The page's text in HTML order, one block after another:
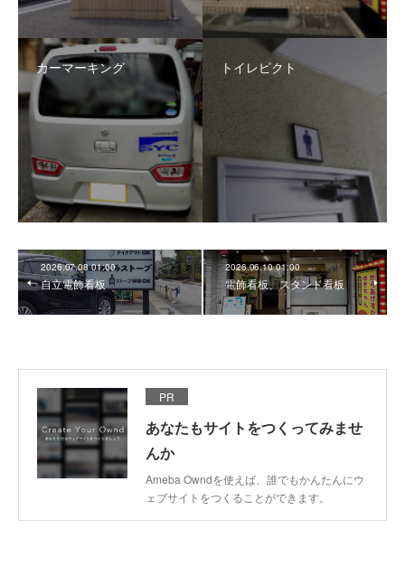
カーマーキング トイレピクト
2026.07.08 01:00
自立電飾看板
2026.06.10 01:00
電飾看板、スタンド看板
PR
あなたもサイトをつくってみませ
んか
Ameba Owndを使えば、誰でもかんたんにウ
ェブサイトをつくることができます。